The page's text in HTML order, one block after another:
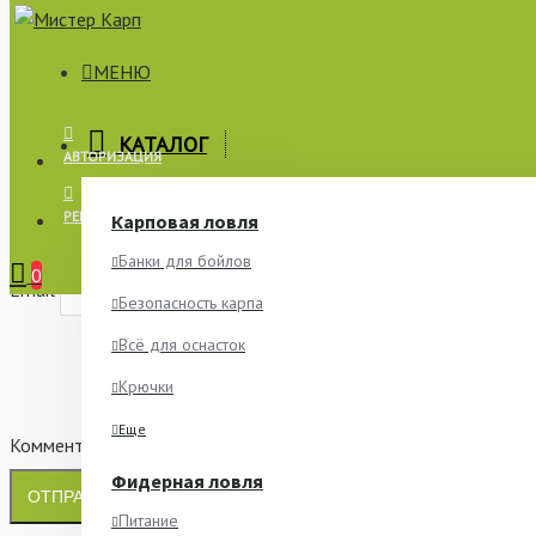
СООБЩИТЬ О НАЛИЧИИ
Имя
Email
Комментарий
ОТПРАВИТЬ
МЕНЮ
КАТАЛОГ
Карповая ловля
Банки для бойлов
Безопасность карпа
Всё для оснасток
Крючки
Еще
Фидерная ловля
Питание
АВТОРИЗАЦИЯ
РЕГИСТРАЦИЯ
0